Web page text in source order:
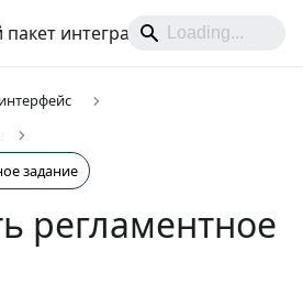
интеграций
задание
регламентное